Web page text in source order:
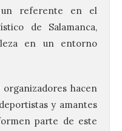
un referente en el
de Salamanca,
en un entorno
organizadores hacen
y amantes
parte de este